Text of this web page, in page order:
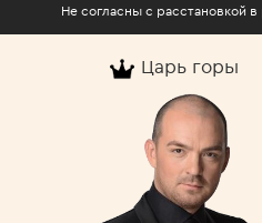
Царь горы